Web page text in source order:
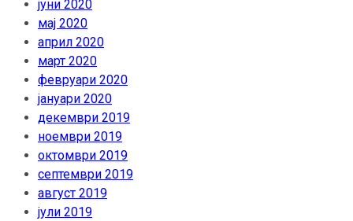
јуни 2020
мај 2020
април 2020
март 2020
февруари 2020
јануари 2020
декември 2019
ноември 2019
октомври 2019
септември 2019
август 2019
јули 2019